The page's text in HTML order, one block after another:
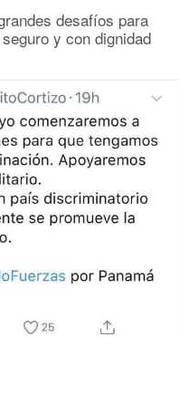
desafíos para
y con dignidad